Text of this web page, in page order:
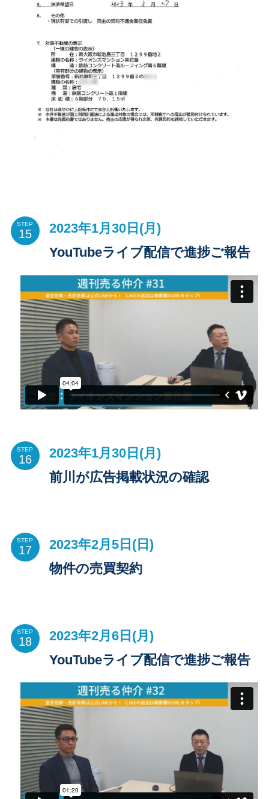
STEP
2023年1月30日(月)
YouTubeライブ配信で進捗ご報告
STEP
2023年1月30日(月)
前川が広告掲載状況の確認
STEP
2023年2月5日(日)
物件の売買契約
STEP
2023年2月6日(月)
YouTubeライブ配信で進捗ご報告